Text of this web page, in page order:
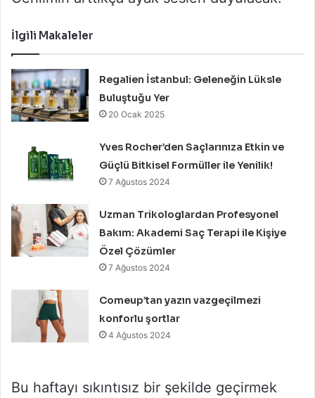
İlgili Makaleler
Regalien İstanbul: Geleneğin Lüksle
Buluştuğu Yer
20 Ocak 2025
Yves Rocher’den Saçlarınıza Etkin ve
Güçlü Bitkisel Formüller ile Yenilik!
7 Ağustos 2024
Uzman Trikologlardan Profesyonel
Bakım: Akademi Saç Terapi ile Kişiye
Özel Çözümler
7 Ağustos 2024
Comeup’tan yazın vazgeçilmezi
konforlu şortlar
4 Ağustos 2024
Bu haftayı sıkıntısız bir şekilde geçirmek